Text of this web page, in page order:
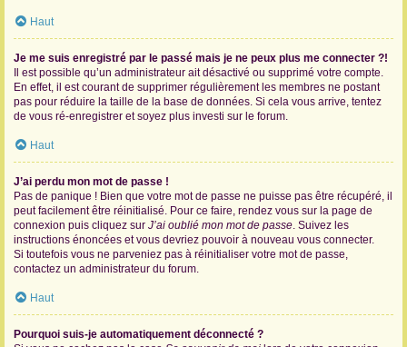
Haut
Je me suis enregistré par le passé mais je ne peux plus me connecter ?!
Il est possible qu’un administrateur ait désactivé ou supprimé votre compte.
En effet, il est courant de supprimer régulièrement les membres ne postant
pas pour réduire la taille de la base de données. Si cela vous arrive, tentez
de vous ré-enregistrer et soyez plus investi sur le forum.
Haut
J’ai perdu mon mot de passe !
Pas de panique ! Bien que votre mot de passe ne puisse pas être récupéré, il
peut facilement être réinitialisé. Pour ce faire, rendez vous sur la page de
connexion puis cliquez sur J’ai oublié mon mot de passe. Suivez les
instructions énoncées et vous devriez pouvoir à nouveau vous connecter.
Si toutefois vous ne parveniez pas à réinitialiser votre mot de passe,
contactez un administrateur du forum.
Haut
Pourquoi suis-je automatiquement déconnecté ?